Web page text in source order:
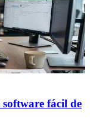
fácil de